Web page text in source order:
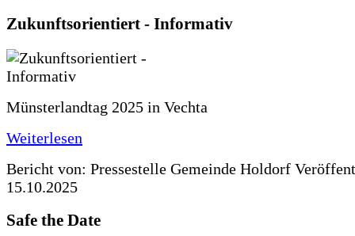
Zukunftsorientiert - Informativ
Münsterlandtag 2025 in Vechta
Weiterlesen
Bericht von: Pressestelle Gemeinde Holdorf
15.10.2025
Safe the Date